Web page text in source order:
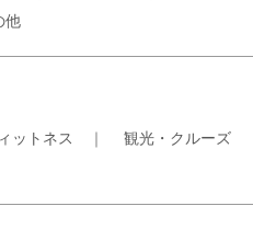
他
ットネス ｜ 観光・クルーズ